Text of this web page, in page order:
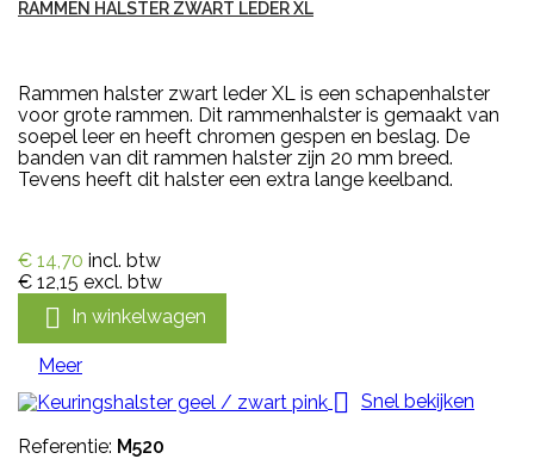
RAMMEN HALSTER ZWART LEDER XL
Rammen halster zwart leder XL is een schapenhalster
voor grote rammen. Dit rammenhalster is gemaakt van
soepel leer en heeft chromen gespen en beslag. De
banden van dit rammen halster zijn 20 mm breed.
Tevens heeft dit halster een extra lange keelband.
€ 14,70 incl. btw
€ 12,15 excl. btw
 In winkelwagen
Meer
 Snel bekijken
Referentie: M520